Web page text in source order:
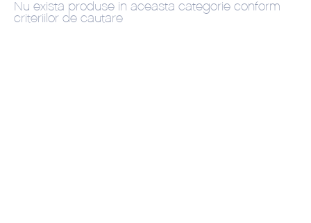
Nu exista produse in aceasta categorie conform
criteriilor de cautare